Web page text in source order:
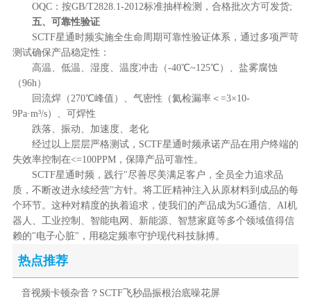
OQC：按GB/T2828.1-2012标准抽样检测，合格批次方可发货;
五、可靠性验证
SCTF星通时频实施全生命周期可靠性验证体系，通过多项严苛
测试确保产品稳定性：
高温、低温、湿度、温度冲击（-40℃~125℃）、盐雾腐蚀
（96h）
回流焊（270℃峰值）、气密性（氦检漏率＜=3×10-
9Pa·m³/s）、可焊性
跌落、振动、加速度、老化
经过以上层层严格测试，SCTF星通时频承诺产品在用户终端的
失效率控制在<=100PPM，保障产品可靠性。
SCTF星通时频，践行"尽善尽美满足客户，全员全力追求品
质，不断改进永续经营"方针。将工匠精神注入从原材料到成品的每
个环节。这种对精度的执着追求，使我们的产品成为5G通信、AI机
器人、工业控制、智能电网、新能源、智慧家庭等多个领域值得信
赖的"电子心脏"，用稳定频率守护现代科技脉搏。
热点推荐
音视频卡顿杂音？SCTF飞秒晶振根治底噪花屏